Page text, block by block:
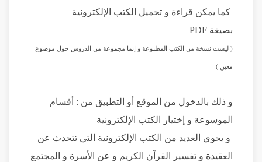
كما يمكن قراءة و تحميل الكتب الإلكترونية
بصيغة PDF
( ليست نسخة من الكتب المطبوعة و إنما مجموعة من الدروس حول موضوع
معين )
و ذلك بالدخول من الموقع أو التطبيق من : أقسام
الموسوعة و إختيار
الكتب الإلكترونية
و يحوي العديد من الكتب الإلكترونية التي تتحدث عن
العقيدة و تفسير القر ن الكريم و عن الأسرة و المجتمع